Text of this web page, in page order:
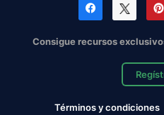
Consigue recursos
Términos y condiciones